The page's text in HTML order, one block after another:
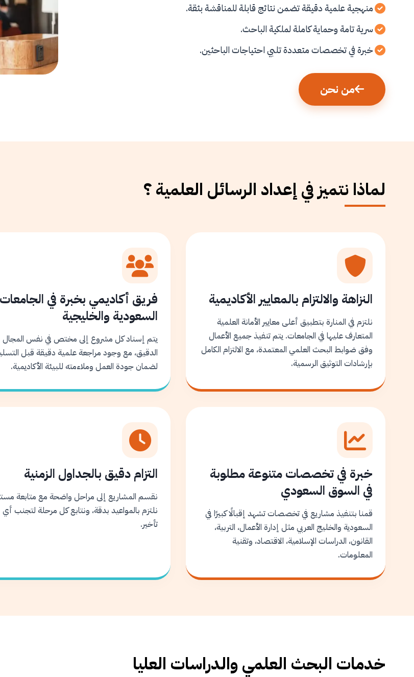
منهجية علمية دقيقة تضمن نتائج قابلة للمناقشة بثقة.
سرية تامة وحماية كاملة لملكية الباحث.
خبرة في تخصصات متعددة تلبي احتياجات الباحثين.
من نحن
لماذا نتميز في إعداد الرسائل العلمية ؟
النزاهة والالتزام بالمعايير الأكاديمية
نلتزم في المنارة بتطبيق أعلى معايير الأمانة العلمية
المتعارف عليها في الجامعات. يتم تنفيذ جميع الأعمال
وفق ضوابط البحث العلمي المعتمدة، مع الالتزام الكامل
بإرشادات التوثيق الرسمية.
فريق أكاديمي بخبرة في الجامعات
السعودية والخليجية
يتم إسناد كل مشروع إلى مختص في نفس المجال
الدقيق، مع وجود مراجعة علمية دقيقة قبل
لضمان جودة العمل وملاءمته للبيئة الأكاديمية.
خبرة في تخصصات متنوعة مطلوبة
في السوق السعودي
قمنا بتنفيذ مشاريع في تخصصات تشهد إقبالًا كبيرًا في
السعودية والخليج العربي مثل إدارة الأعمال، التربية،
القانون، الدراسات الإسلامية، الاقتصاد، وتقنية
المعلومات.
التزام دقيق بالجداول الزمنية
نقسم المشاريع إلى مراحل واضحة مع متابعة
نلتزم بالمواعيد بدقة، ونتابع كل مرحلة لتجنب أي
تأخير.
خدمات البحث العلمي والدراسات العليا